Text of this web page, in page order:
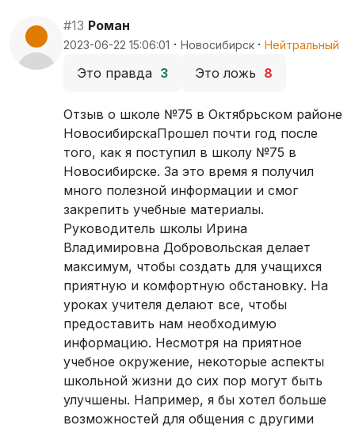
#13 Роман
2023-06-22 15:06:01 · Новосибирск · Нейтральный
Это правда 3 Это ложь 8
Отзыв о школе №75 в Октябрьском районе
НовосибирскаПрошел почти год после
того, как я поступил в школу №75 в
Новосибирске. За это время я получил
много полезной информации и смог
закрепить учебные материалы.
Руководитель школы Ирина
Владимировна Добровольская делает
максимум, чтобы создать для учащихся
приятную и комфортную обстановку. На
уроках учителя делают все, чтобы
предоставить нам необходимую
информацию. Несмотря на приятное
учебное окружение, некоторые аспекты
школьной жизни до сих пор могут быть
улучшены. Например, я бы хотел больше
возможностей для общения с другими